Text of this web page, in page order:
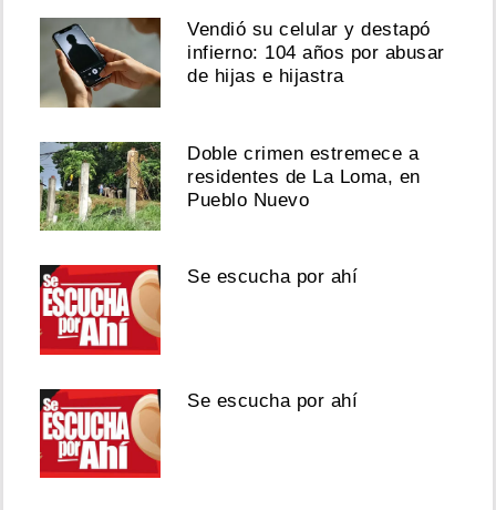
Vendió su celular y destapó
infierno: 104 años por abusar
de hijas e hijastra
Doble crimen estremece a
residentes de La Loma, en
Pueblo Nuevo
Se escucha por ahí
Se escucha por ahí